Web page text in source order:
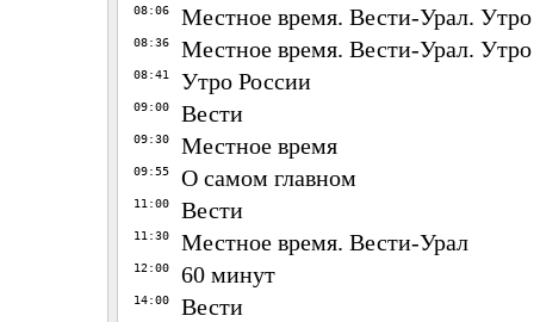
08:06 Местное время. Вести-Урал. Утро
08:36 Местное время. Вести-Урал. Утро
08:41 Утро России
09:00 Вести
09:30 Местное время
09:55 О самом главном
11:00 Вести
11:30 Местное время. Вести-Урал
12:00 60 минут
14:00 Вести